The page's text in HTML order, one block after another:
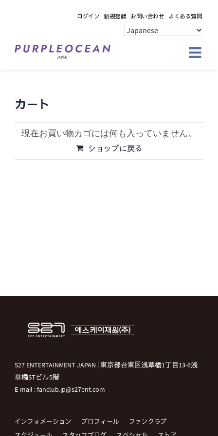
ログイン 新規登録 お問い合わせ よくある質問
カート
現在お買い物カゴには何も入っていません。
ショップに戻る
S27 ENTERTAINMENT JAPAN | 東京都台東区浅草橋1丁目13-6浅
草橋STビル5階
E-mail : fanclub.jp@s27ent.com
インフォメーション プロフィール
ファンクラブ